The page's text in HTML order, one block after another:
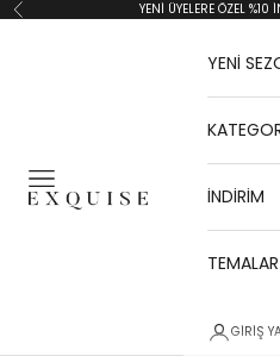
İçeriğe geç
Geri YENİ ÜYELERE ÖZEL %10
Menü
Exquise TR
YENİ
İNDİRİM
TEMALAR
GIRIŞ